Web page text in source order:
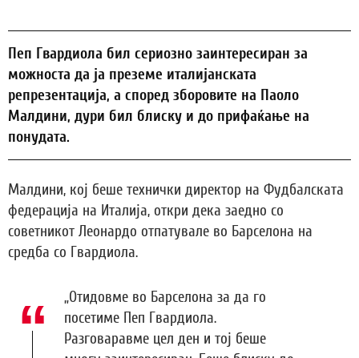
Пеп Гвардиола бил сериозно заинтересиран за
можноста да ја преземе италијанската
репрезентација, а според зборовите на Паоло
Малдини, дури бил блиску и до прифаќање на
понудата.
Малдини, кој беше технички директор на Фудбалската
федерација на Италија, откри дека заедно со
советникот Леонардо отпатувале во Барселона на
средба со Гвардиола.
„Отидовме во Барселона за да го
посетиме Пеп Гвардиола.
Разговаравме цел ден и тој беше